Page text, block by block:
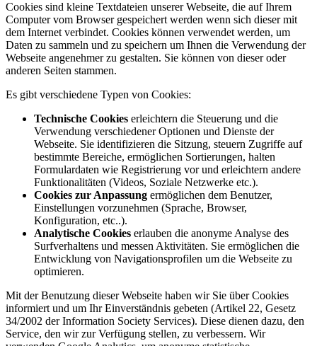
Cookies sind kleine Textdateien unserer Webseite, die auf Ihrem
Computer vom Browser gespeichert werden wenn sich dieser mit
dem Internet verbindet. Cookies können verwendet werden, um
Daten zu sammeln und zu speichern um Ihnen die Verwendung der
Webseite angenehmer zu gestalten. Sie können von dieser oder
anderen Seiten stammen.
Es gibt verschiedene Typen von Cookies:
Technische Cookies erleichtern die Steuerung und die
Verwendung verschiedener Optionen und Dienste der
Webseite. Sie identifizieren die Sitzung, steuern Zugriffe auf
bestimmte Bereiche, ermöglichen Sortierungen, halten
Formulardaten wie Registrierung vor und erleichtern andere
Funktionalitäten (Videos, Soziale Netzwerke etc.).
Cookies zur Anpassung ermöglichen dem Benutzer,
Einstellungen vorzunehmen (Sprache, Browser,
Konfiguration, etc..).
Analytische Cookies erlauben die anonyme Analyse des
Surfverhaltens und messen Aktivitäten. Sie ermöglichen die
Entwicklung von Navigationsprofilen um die Webseite zu
optimieren.
Mit der Benutzung dieser Webseite haben wir Sie über Cookies
informiert und um Ihr Einverständnis gebeten (Artikel 22, Gesetz
34/2002 der Information Society Services). Diese dienen dazu, den
Service, den wir zur Verfügung stellen, zu verbessern. Wir